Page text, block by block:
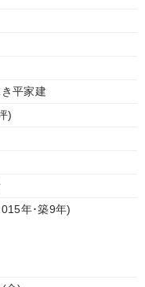
平家建
)
年･築9年)